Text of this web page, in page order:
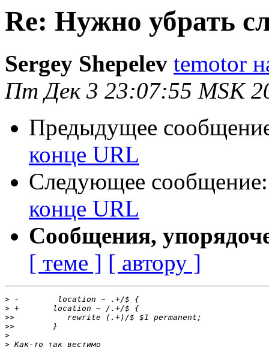
Re: Нужно убрать
Sergey Shepelev temotor
Пт Дек 3 23:07:55 MSK
Предыдущее
конце URL
Следующее
конце URL
Сообщения,
[ теме ] [ автору ]
>
>
>>
>>
>
>